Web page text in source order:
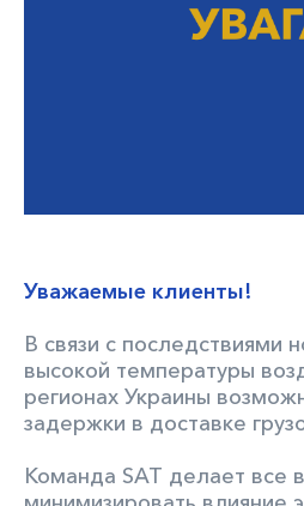
Уважаемые клиенты!
В связи с последствиями
высокой температуры
регионах Украины
задержки в доставке
Команда SAT делает все